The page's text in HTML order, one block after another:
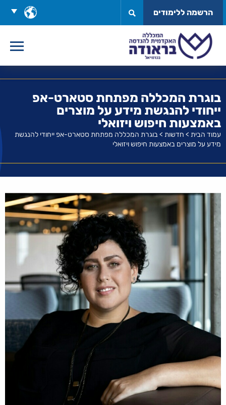
לתוכן
בחר
שפה
הרשמה ללימודים
בוגרת המכללה מפתחת סטארט-אפ
ייחודי להנגשת מידע על מוצרים
באמצעות חיפוש ויזואלי
עמוד הבית > חדשות >בוגרת המכללה מפתחת סטארט-אפ ייחודי להנגשת
מידע על מוצרים באמצעות חיפוש ויזואלי